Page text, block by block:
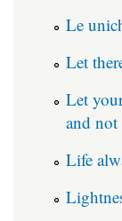
Le
Let
Let
and not
Life